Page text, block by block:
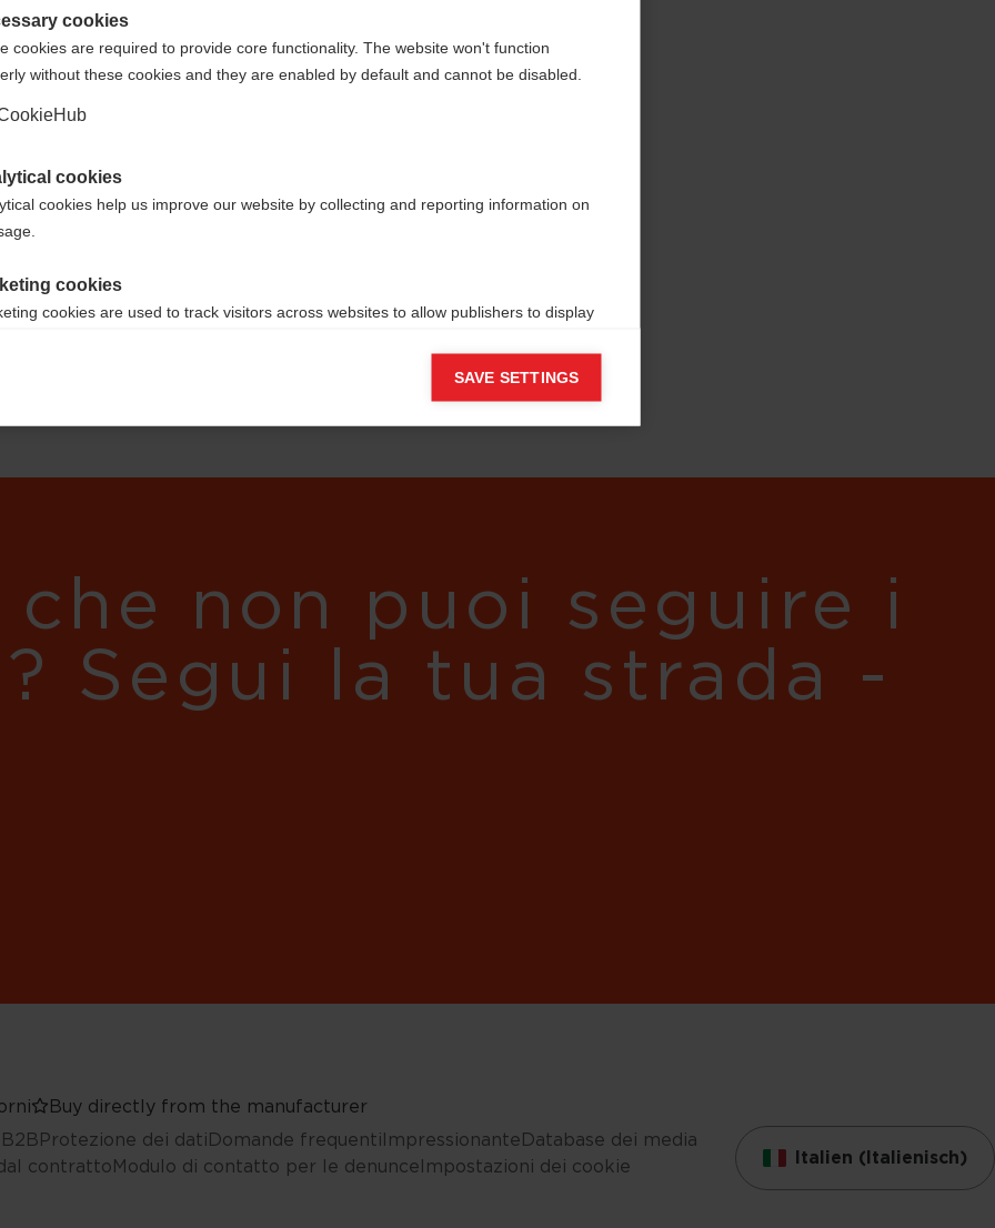
non puoi seguire i
Segui la tua strada -
Buy directly from the manufacturer
Protezione dei datiDomande frequentiImpressionanteDatabase dei media
contrattoModulo di contatto per le denunceImpostazioni dei cookie Italien (Italienisch)
Vereinigte Staaten (Englisch)
Sì, desidero essere reindirizzato
cookies
cookies are required to provide core functionality. The website won't function
without these cookies and they are enabled by default and cannot be disabled.
cookies
cookies help us improve our website by collecting and reporting information on
cookies
cookies are used to track visitors across websites to allow publishers to display
SAVE SETTINGS